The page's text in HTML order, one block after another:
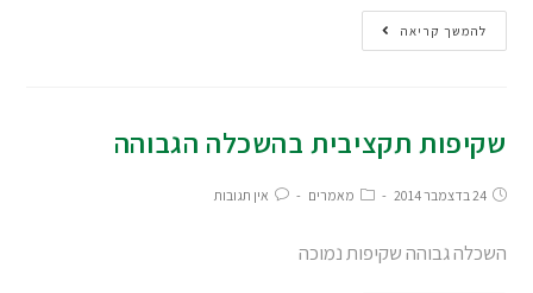
להמשך קריאה
שקיפות תקציבית בהשכלה הגבוהה
24 בדצמבר 2014 מאמרים אין תגובות
השכלה גבוהה שקיפות נמוכה